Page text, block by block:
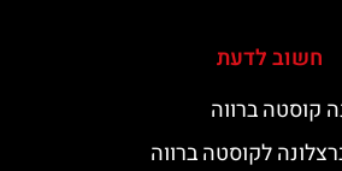
חשוב לדעת
קוסטה ברווה
לקוסטה ברווה